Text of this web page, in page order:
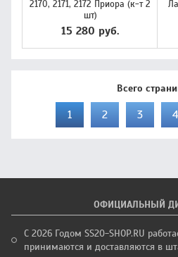
2170, 2171, 2172 Приора (к-т 2
шт)
15 280 руб.
Всего
1 2 3 4
ОФИЦИАЛЬНЫЙ
С 2026 Годом SS20-SHOP.RU
принимаются и доставляются в